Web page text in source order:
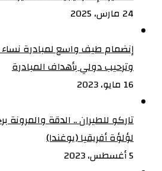
24 مارس، 2025
إنضمام طيف واسع لمبادرة
وترحيب دولي بأهداف المبادرة
16 مايو، 2023
تاركو للطيران .. الدقة والمرونة
لؤلؤة أفريقيا (يوغندا)
5 أغسطس، 2023